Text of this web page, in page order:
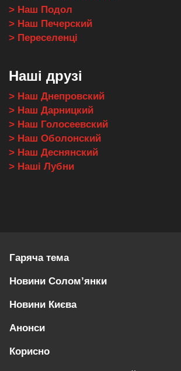
> Наш Подол
> Наш Печерский
> Переселенці
Наші друзі
> Наш Днепровский
> Наш Дарницкий
> Наш Голосеевский
> Наш Оболонский
> Наш Деснянский
> Наші Лубни
Гаряча тема
Новини Солом’янки
Новини Києва
Анонси
Корисно